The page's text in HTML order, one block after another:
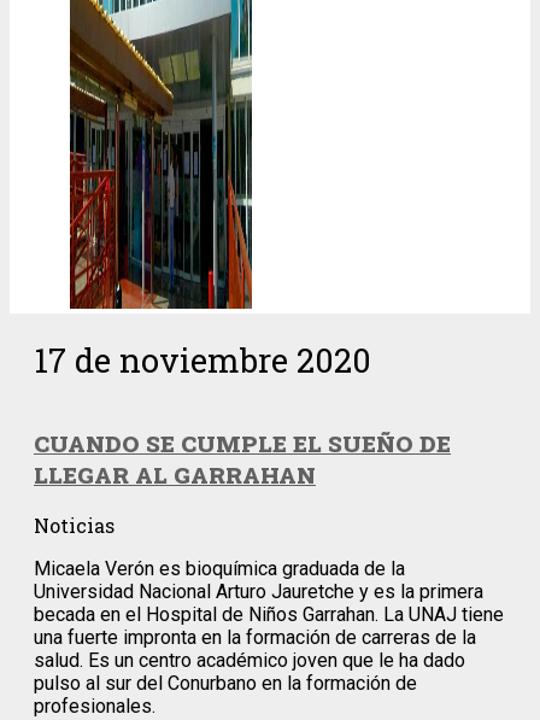
17 de noviembre 2020
CUANDO SE CUMPLE EL SUEÑO DE
LLEGAR AL GARRAHAN
Noticias
Micaela Verón es bioquímica graduada de la
Universidad Nacional Arturo Jauretche y es la primera
becada en el Hospital de Niños Garrahan. La UNAJ tiene
una fuerte impronta en la formación de carreras de la
salud. Es un centro académico joven que le ha dado
pulso al sur del Conurbano en la formación de
profesionales.